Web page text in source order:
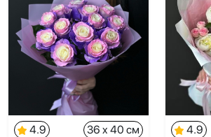
4.9
36 x 40 см
4.9